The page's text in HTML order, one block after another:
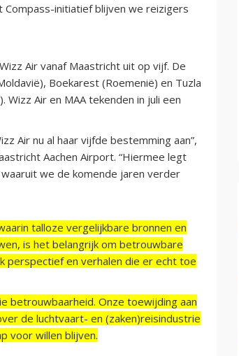
Compass-initiatief blijven we reizigers
Air vanaf Maastricht uit op vijf. De
Boekarest (Roemenië) en Tuzla
Air en MAA tekenden in juli een
Air nu al haar vijfde bestemming aan”,
Aachen Airport. “Hiermee legt
we de komende jaren verder
talloze vergelijkbare bronnen en
is het belangrijk om betrouwbare
perspectief en verhalen die er echt toe
betrouwbaarheid. Onze toewijding aan
de luchtvaart- en (zaken)reisindustrie
voor willen blijven.